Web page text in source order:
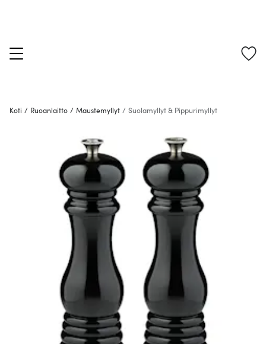
Koti / Ruoanlaitto / Maustemyllyt / Suolamyllyt & Pippurimyllyt